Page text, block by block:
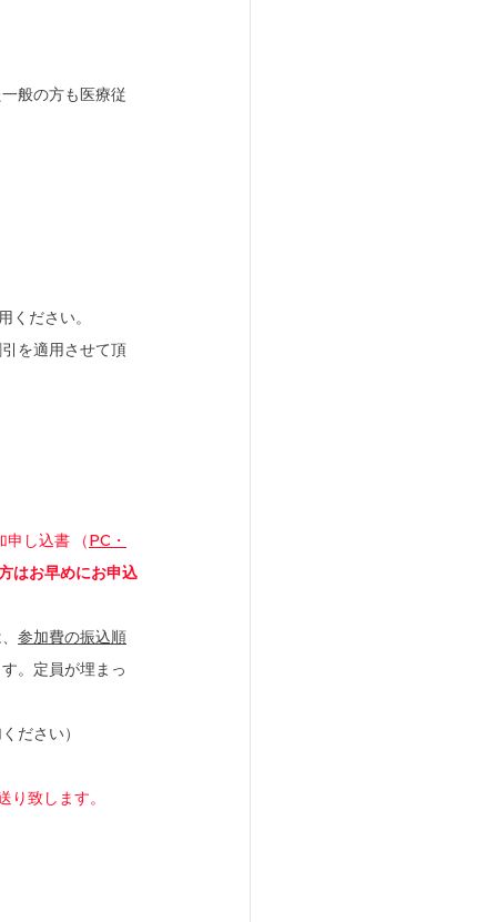
般の方も医療従
ださい。
を適用させて頂
申し込書 （PC ・
はお早めにお申込
参加費の振込順
。定員が埋まっ
ださい）
致します。